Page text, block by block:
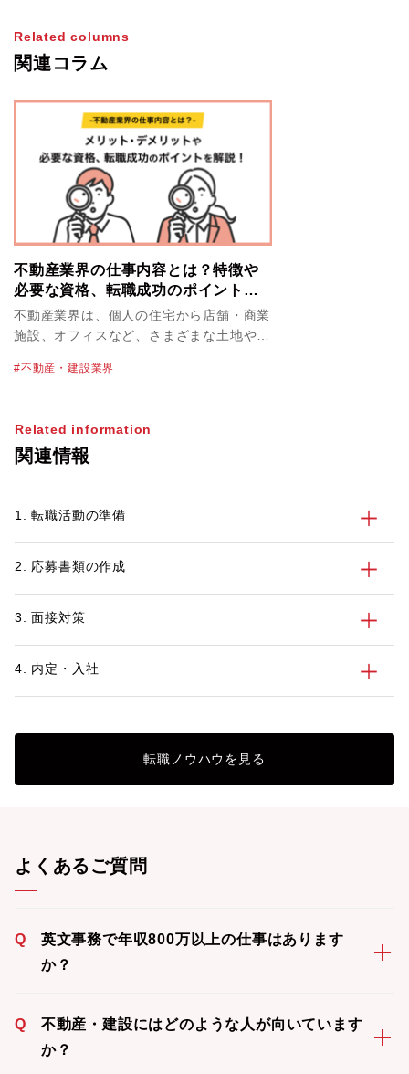
Related columns
関連コラム
不動産業界の仕事内容とは？特徴や
必要な資格、転職成功のポイントを
解説！
不動産業界は、個人の住宅から店舗・商業
施設、オフィスなど、さまざまな土地や建
単価は高く、必然的に大きな案件を扱うこ
職で不動産業界を目指すにあたって、仕事
内容や必要なスキルを正しく知っておきた
て、業界の特徴や主な仕事内容、不動産業
します。
不動産・建設業界
Related information
関連情報
1. 転職活動の準備
2. 応募書類の作成
3. 面接対策
4. 内定・入社
転職ノウハウを見る
よくあるご質問
Q
英文事務で年収800万以上の仕事はあります
か？
Q
不動産・建設にはどのような人が向いています
か？